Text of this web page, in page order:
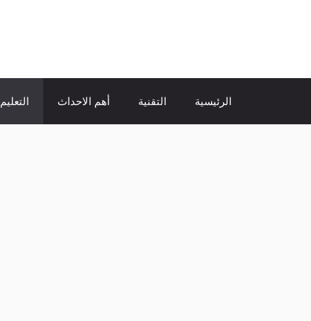
الرئيسية التقنية أهم الاحداث التعليم